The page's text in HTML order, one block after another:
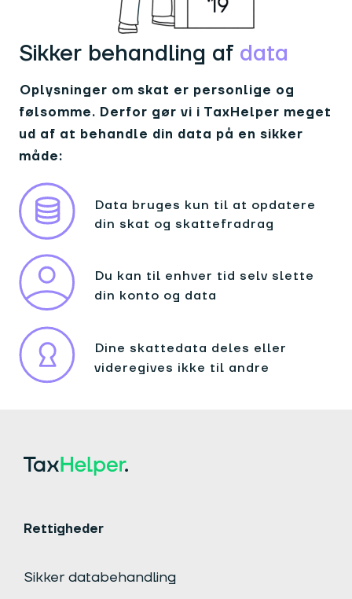
Sikker behandling af data
Oplysninger om skat er personlige og
følsomme. Derfor gør vi i TaxHelper meget
ud af at behandle din data på en sikker
måde:
Data bruges kun til at opdatere
din skat og skattefradrag
Du kan til enhver tid selv slette
din konto og data
Dine skattedata deles eller
videregives ikke til andre
Rettigheder
Sikker databehandling